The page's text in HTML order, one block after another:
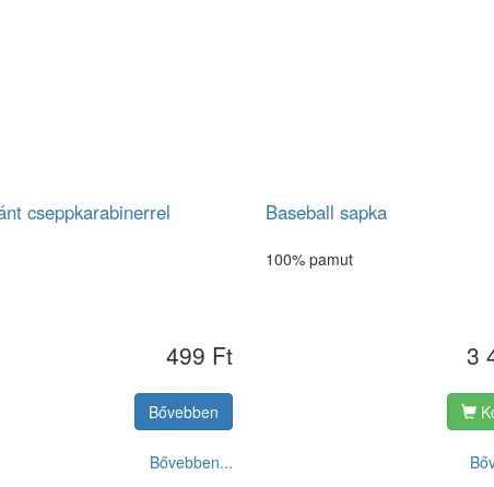
cseppkarabinerrel
499 Ft
Bővebben
Bővebben...
Baseball sapka
100% pamut
3